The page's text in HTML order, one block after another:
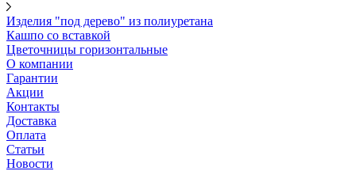
Изделия "под дерево" из полиуретана
Кашпо со вставкой
Цветочницы горизонтальные
О компании
Гарантии
Акции
Контакты
Доставка
Оплата
Статьи
Новости